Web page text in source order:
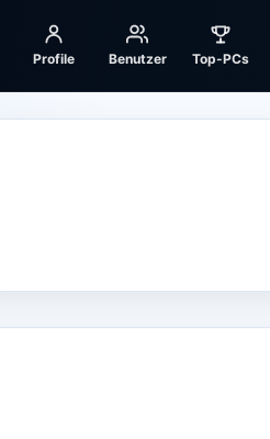
Profile Benutzer Top-PCs